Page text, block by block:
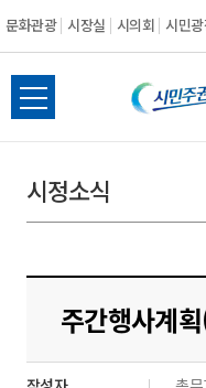
문화관광 시장실 시의회 시민
전
체
뉴
열
시정소식
주간행사계